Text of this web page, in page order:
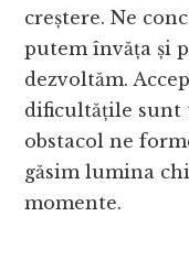
creștere. Ne
putem învăța și
dezvoltăm.
dificultățile sunt
obstacol ne
găsim lumina
momente.